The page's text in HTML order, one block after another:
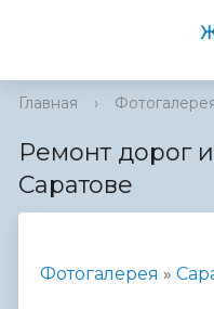
Главная ›
Ремонт дорог
Саратове
Фотогалерея »